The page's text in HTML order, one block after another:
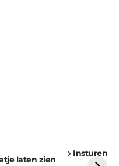
Insturen
laten zien
uitdaging